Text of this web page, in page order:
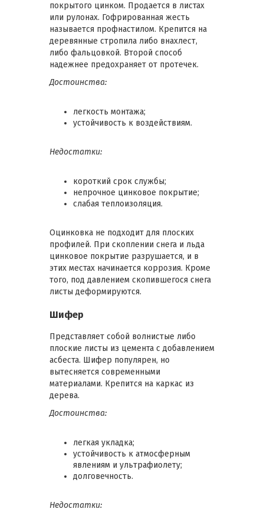
покрытого цинком. Продается в листах
или рулонах. Гофрированная жесть
называется профнастилом. Крепится на
деревянные стропила либо внахлест,
либо фальцовкой. Второй способ
надежнее предохраняет от протечек.
Достоинства:
легкость монтажа;
устойчивость к воздействиям.
Недостатки:
короткий срок службы;
непрочное цинковое покрытие;
слабая теплоизоляция.
Оцинковка не подходит для плоских
профилей. При скоплении снега и льда
цинковое покрытие разрушается, и в
этих местах начинается коррозия. Кроме
того, под давлением скопившегося снега
листы деформируются.
Шифер
Представляет собой волнистые либо
плоские листы из цемента с добавлением
асбеста. Шифер популярен, но
вытесняется современными
материалами. Крепится на каркас из
дерева.
Достоинства:
легкая укладка;
устойчивость к атмосферным
явлениям и ультрафиолету;
долговечность.
Недостатки: